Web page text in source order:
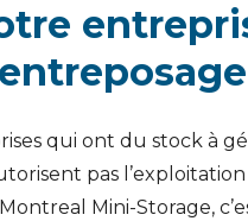
qui ont du stock à
pas
Mini-Storage,